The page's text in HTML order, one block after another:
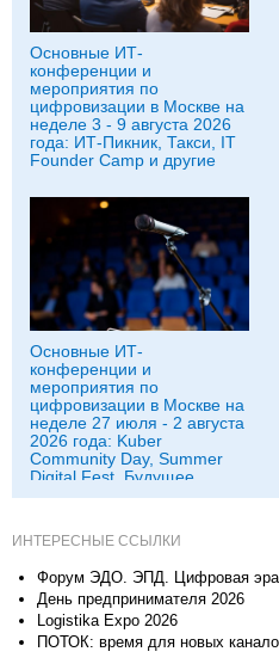
Основные ИТ-
конференции и
мероприятия по
цифровизации в Москве на
неделе 3 - 9 августа 2026
года: ИТ-Пикник, Такси, IT
Founder Camp и другие
Основные ИТ-
конференции и
мероприятия по
цифровизации в Москве на
неделе 27 июля - 2 августа
2026 года: Kuber
Community Day, Summer
Digital Fest, Будущее
исследований в
ИНТЕРЕСНЫЕ ССЫЛКИ
Форум ЭДО. ЭПД. Цифровая эра
День предпринимателя 2026
Logistika Expo 2026
ПОТОК: время для новых